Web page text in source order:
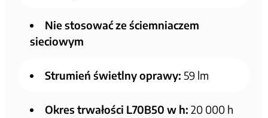
Nie stosować ze ściemniaczem
sieciowym
Strumień świetlny oprawy: 59 lm
Okres trwałości L70B50 w h: 20 000 h